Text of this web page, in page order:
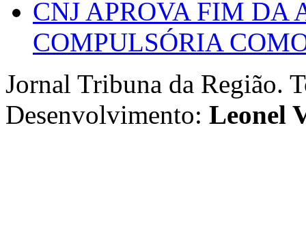
CNJ APROVA FIM DA
COMPULSÓRIA
Jornal Tribuna da Região.
Desenvolvimento: Leonel